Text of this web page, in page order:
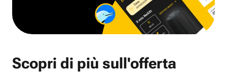
Scopri di più sull'offerta